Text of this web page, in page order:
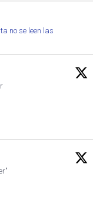
no se leen las